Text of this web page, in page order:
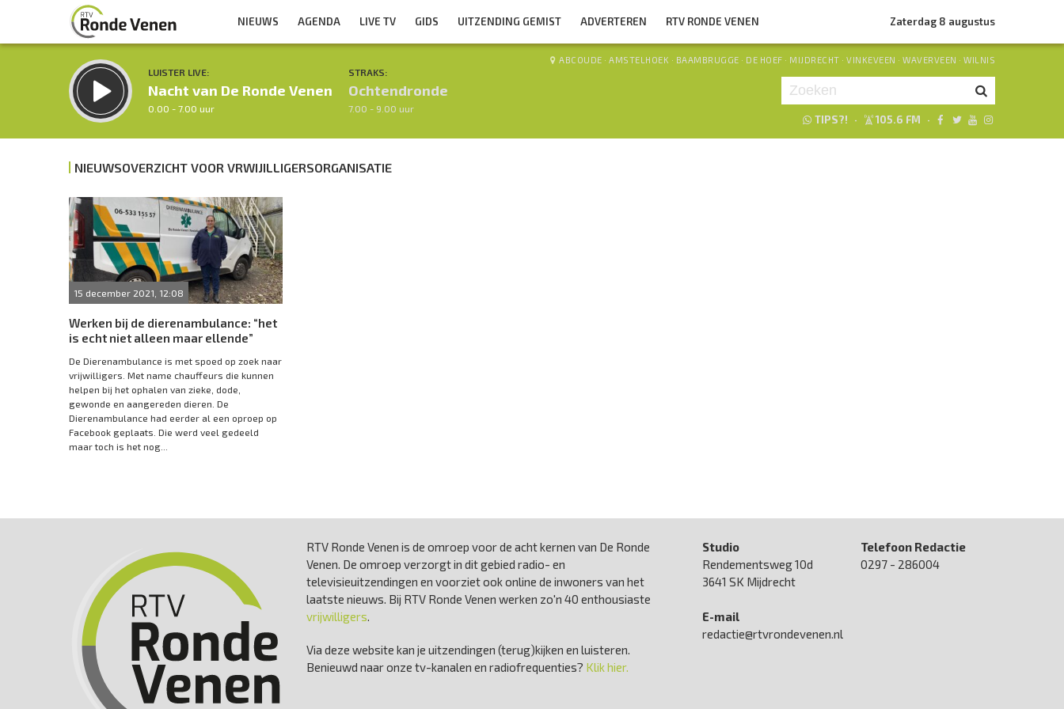
NIEUWS AGENDA LIVE TV GIDS UITZENDING GEMIST ADVERTEREN RTV RONDE VENEN Zaterdag 8 augustus
LUISTER LIVE:
Nacht van De Ronde Venen
0.00 - 7.00 uur
STRAKS:
Ochtendronde
7.00 - 9.00 uur
ABCOUDE · AMSTELHOEK · BAAMBRUGGE · DE HOEF · MIJDRECHT · VINKEVEEN · WAVERVEEN · WILNIS
TIPS?! · 105.6 FM ·
Inklappen
NIEUWSOVERZICHT VOOR VRWIJILLIGERSORGANISATIE
15 december 2021, 12:08
Werken bij de dierenambulance: “het
is echt niet alleen maar ellende”
De Dierenambulance is met spoed op zoek naar
vrijwilligers. Met name chauffeurs die kunnen
helpen bij het ophalen van zieke, dode,
gewonde en aangereden dieren. De
Dierenambulance had eerder al een oproep op
Facebook geplaats. Die werd veel gedeeld
maar toch is het nog...
RTV Ronde Venen is de omroep voor de acht kernen van De Ronde
Venen. De omroep verzorgt in dit gebied radio- en
televisieuitzendingen en voorziet ook online de inwoners van het
laatste nieuws. Bij RTV Ronde Venen werken zo'n 40 enthousiaste
vrijwilligers.
Via deze website kan je uitzendingen (terug)kijken en luisteren.
Benieuwd naar onze tv-kanalen en radiofrequenties? Klik hier.
Studio
Rendementsweg 10d
3641 SK Mijdrecht
E-mail
redactie@rtvrondevenen.nl
Telefoon Redactie
0297 - 286004